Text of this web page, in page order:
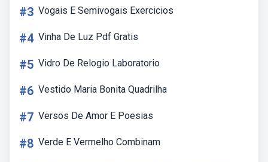
#3 Vogais E Semivogais Exercicios
#4 Vinha De Luz Pdf Gratis
#5 Vidro De Relogio Laboratorio
#6 Vestido Maria Bonita Quadrilha
#7 Versos De Amor E Poesias
#8 Verde E Vermelho Combinam